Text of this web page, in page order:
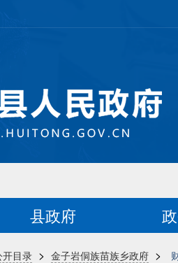
县政府
开目录 > 金子岩侗族苗族乡政府 >